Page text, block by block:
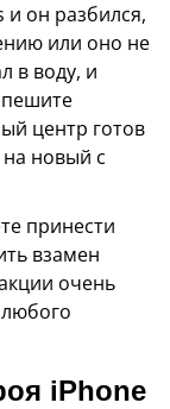
и он разбился,
или оно не
в воду, и
центр готов
новый с
принести
взамен
очень
iPhone